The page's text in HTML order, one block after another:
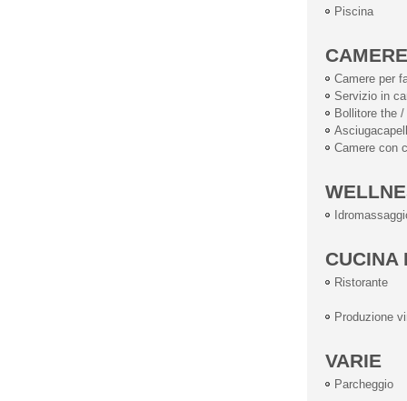
Piscina
CAMERE
Camere per
Servizio in
Bollitore the
Camere con
CUCINA
Ristorante
Produzione
VARIE
Parcheggio